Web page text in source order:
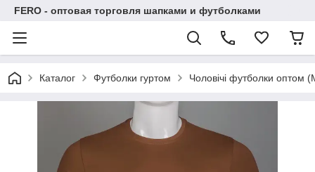
FERO - оптовая торговля шапками и футболками
Каталог Футболки гуртом Чоловічі футболки оптом